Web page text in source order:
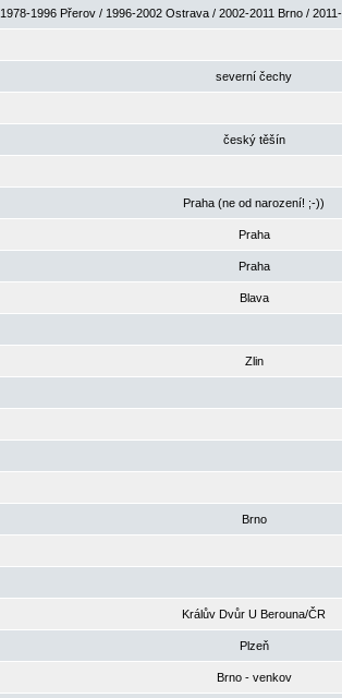
1978-1996 Přerov / 1996-2002 Ostrava / 2002-2011 Brno /
severní čechy
český těšín
Praha (ne od narození! ;-))
Praha
Praha
Blava
Zlin
Brno
Králův Dvůr U Berouna/ČR
Plzeň
Brno - venkov